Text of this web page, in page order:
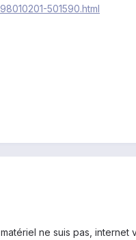
501590.html
ne suis pas, internet